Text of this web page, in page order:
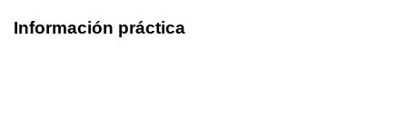
Información práctica